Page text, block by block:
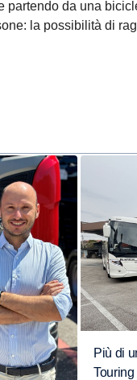
partendo da una
la possibilità di
Più di
Touring